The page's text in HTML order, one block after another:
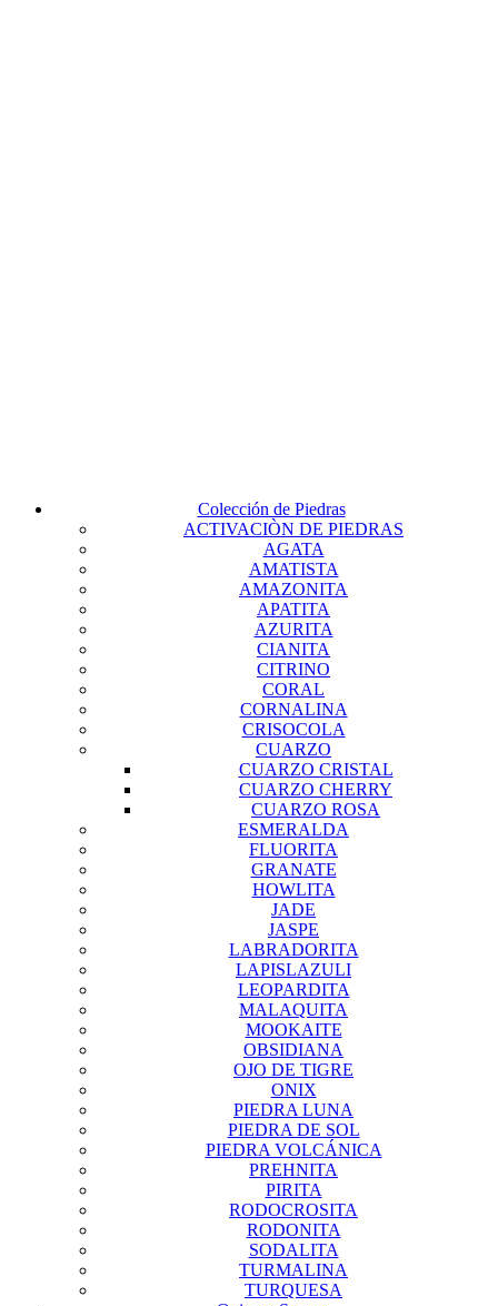
Colección de Piedras
ACTIVACIÒN DE PIEDRAS
AGATA
AMATISTA
AMAZONITA
APATITA
AZURITA
CIANITA
CITRINO
CORAL
CORNALINA
CRISOCOLA
CUARZO
CUARZO CRISTAL
CUARZO CHERRY
CUARZO ROSA
ESMERALDA
FLUORITA
GRANATE
HOWLITA
JADE
JASPE
LABRADORITA
LAPISLAZULI
LEOPARDITA
MALAQUITA
MOOKAITE
OBSIDIANA
OJO DE TIGRE
ONIX
PIEDRA LUNA
PIEDRA DE SOL
PIEDRA VOLCÁNICA
PREHNITA
PIRITA
RODOCROSITA
RODONITA
SODALITA
TURMALINA
TURQUESA